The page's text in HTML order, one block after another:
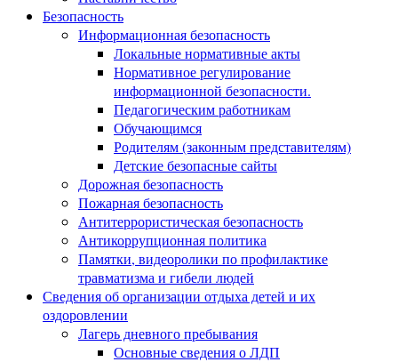
Безопасность
Информационная безопасность
Локальные нормативные акты
Нормативное регулирование
информационной безопасности.
Педагогическим работникам
Обучающимся
Родителям (законным представителям)
Детские безопасные сайты
Дорожная безопасность
Пожарная безопасность
Антитеррористическая безопасность
Антикоррупционная политика
Памятки, видеоролики по профилактике
травматизма и гибели людей
Сведения об организации отдыха детей и их
оздоровлении
Лагерь дневного пребывания
Основные сведения о ЛДП